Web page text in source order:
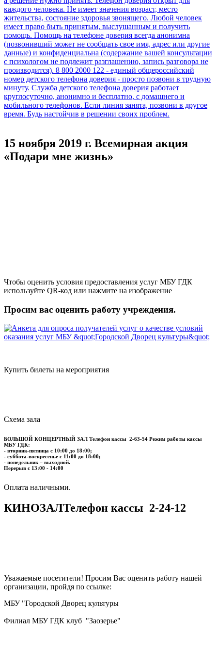
15 ноября 2019 г. Всемирная акция
«Подари мне жизнь»
Чтобы оценить условия предоставления услуг МБУ ГДК
используйте QR-код или нажмите на изображение
Просим вас оценить работу учреждения.
Купить билеты на мероприятия
Схема зала
БОЛЬШОЙ КОНЦЕРТНЫЙ ЗАЛ Телефон кассы 2-63-54 Режим работы кассы
МБУ ГДК:
- вторник-пятница с 10:00 до 18:00;
- суббота-воскресенье с 11:00 до 18:00;
- понедельник – выходной.
Перерыв с 13:00 - 14:00
​​​​​​​Оплата наличными.
КИНОЗАЛТелефон кассы 2-24-12
Уважаемые посетители! Просим Вас оценить работу нашей
организации, пройдя по ссылке:
МБУ "Городской Дворец культуры
Филиал МБУ ГДК клуб "Заозерье"